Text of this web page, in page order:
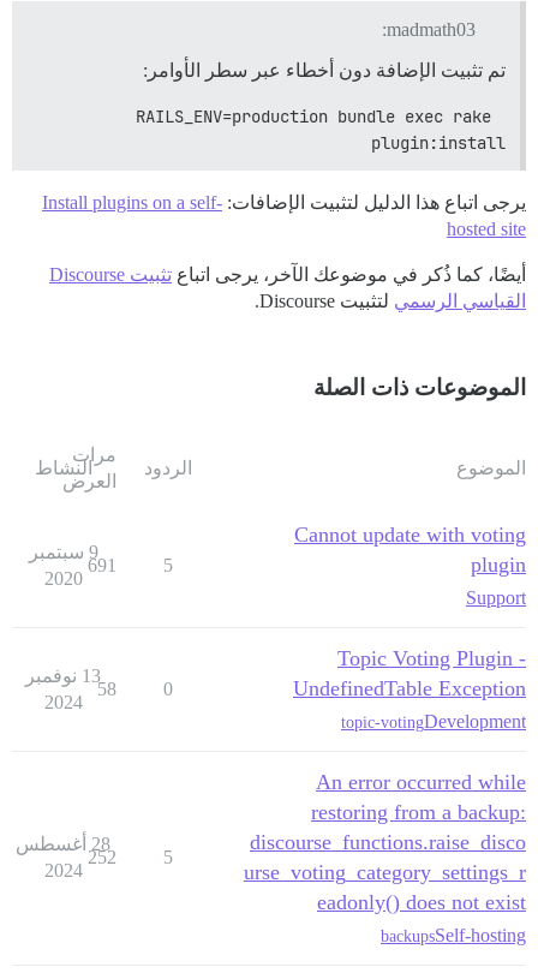
madmath03:
تم تثبيت الإضافة دون أخطاء عبر سطر الأوامر:
RAILS_ENV=production bundle exec rake
plugin:install
يرجى اتباع هذا الدليل لتثبيت الإضافات: Install plugins on a self-
hosted site
أيضًا، كما ذُكر في موضوعك الآخر، يرجى اتباع
تثبيت Discourse
القياسي الرسمي لتثبيت Discourse.
الموضوعات ذات الصلة
الموضوع الردود
مرات
العرض
النشاط
Cannot update with voting
plugin
Support
5
691
9 سبتمبر
2020
Topic Voting Plugin -
UndefinedTable Exception
Development
topic-voting
0
58
13 نوفمبر
2024
An error occurred while
restoring from a backup:
discourse_functions.raise_disco
urse_voting_category_settings_r
eadonly() does not exist
Self-hosting
backups
5
252
28 أغسطس
2024